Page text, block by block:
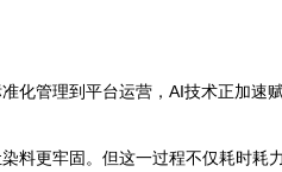
化管理到平台运营，AI技术正加速
料更牢固。但这一过程不仅耗时耗